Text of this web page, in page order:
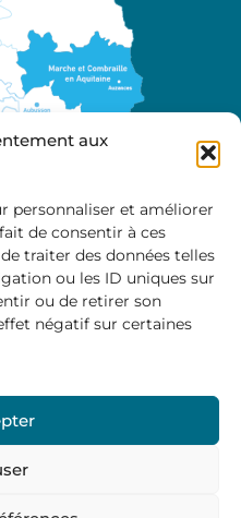
aux
personnaliser et améliorer
de consentir à ces
traiter des données telles
ou les ID uniques sur
ou de retirer son
négatif sur certaines
de Communes
:
12:00 / 14:00 – 17:00
– 12:00